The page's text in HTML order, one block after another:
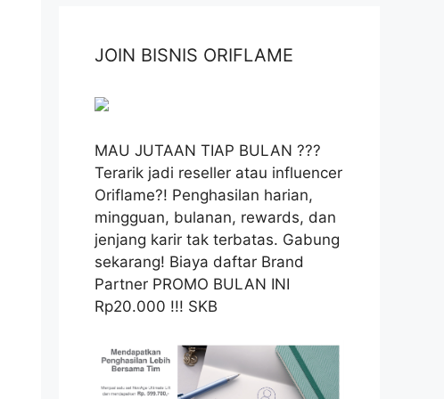
JOIN BISNIS ORIFLAME
MAU JUTAAN TIAP BULAN ???
Terarik jadi reseller atau influencer
Oriflame?! Penghasilan harian,
mingguan, bulanan, rewards, dan
jenjang karir tak terbatas. Gabung
sekarang! Biaya daftar Brand
Partner PROMO BULAN INI
Rp20.000 !!! SKB